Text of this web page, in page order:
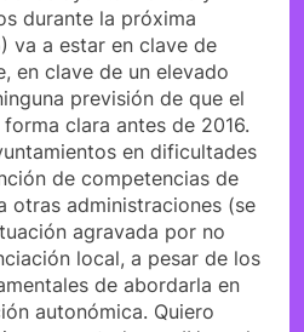
durante la próxima
va a estar en clave de
en clave de un elevado
previsión de que el
clara antes de 2016.
en dificultades
de competencias de
otras administraciones (se
agravada por no
local, a pesar de los
de abordarla en
autonómica. Quiero